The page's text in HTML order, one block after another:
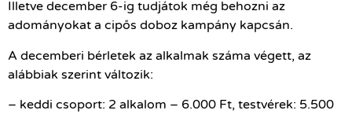
Illetve december 6-ig tudjátok még behozni az
adományokat a cipős doboz kampány kapcsán.
A decemberi bérletek az alkalmak száma végett, az
alábbiak szerint változik:
– keddi csoport: 2 alkalom – 6.000 Ft, testvérek: 5.500